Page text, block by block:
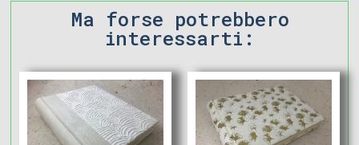
Ma forse potrebbero
interessarti: